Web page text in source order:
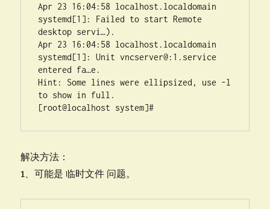
Apr 23 16:04:58 localhost.localdomain
systemd[1]: Failed to start Remote
desktop servi…).
Apr 23 16:04:58 localhost.localdomain
systemd[1]: Unit vncserver@:1.service
entered fa…e.
Hint: Some lines were ellipsized, use -l
to show in full.
[root@localhost system]#
解决方法：
1、可能是 临时文件 问题。